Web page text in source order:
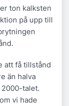
ton kalksten
på upp till
att få tillstånd
än halva
2000-talet.
vi hade